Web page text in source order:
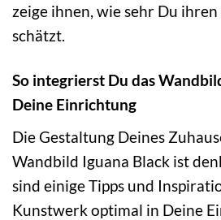
zeige ihnen, wie sehr Du
schätzt.
So integrierst Du das
Deine Einrichtung
Die Gestaltung Deines
Wandbild Iguana Black ist
sind einige Tipps und
Kunstwerk optimal in Deine